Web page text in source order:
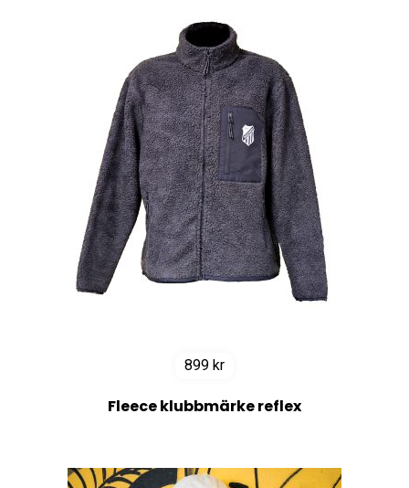
899 kr
Fleece klubbmärke reflex